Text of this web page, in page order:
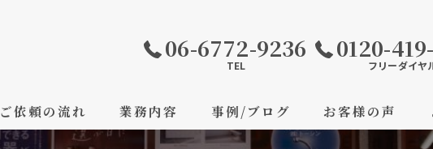
06-6772-9236
TEL
0120-
フリーダイヤ
ご依頼の流れ 業務内容 事例/ブログ お客様の声